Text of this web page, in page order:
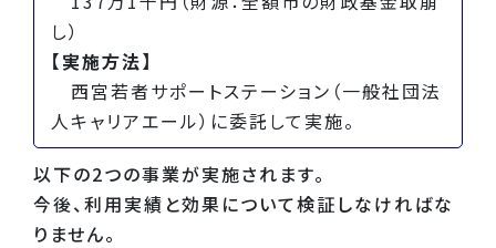
し）
【実施方法】
西宮若者サポートステーション（一般社団法
人キャリアエール）に委託して実施。
以下の2つの事業が実施されます。
今後、利用実績と効果について検証しなければな
りません。